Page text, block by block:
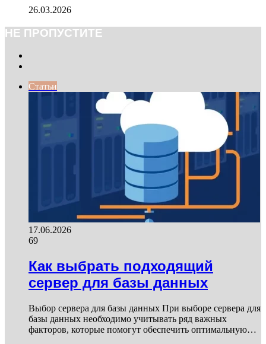
26.03.2026
НЕ ПРОПУСТИТЕ
Статьи
17.06.2026
69
Как выбрать подходящий
сервер для базы данных
Выбор сервера для базы данных При выборе сервера для
базы данных необходимо учитывать ряд важных
факторов, которые помогут обеспечить оптимальную…